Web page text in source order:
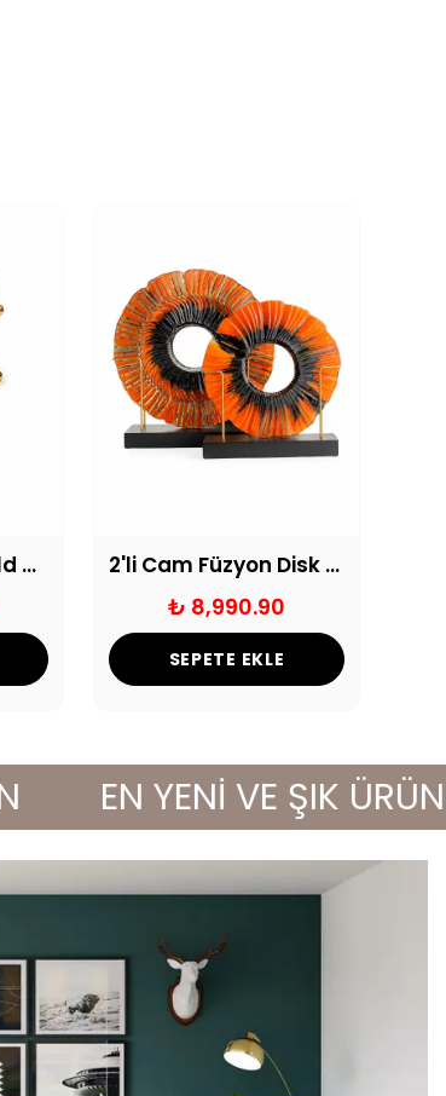
Mermer Toplu Gold Molekül Dekor 2'li Cam Füzyon Disk Turuncu Siyah
₺ 8,990.90
SEPETE EKLE
EN YENİ VE ŞIK